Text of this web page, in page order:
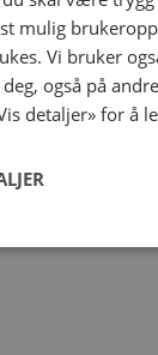
for
utvikling,
hjelper
klær,
barnet
mulig
Vi bruker
også på
detaljer» for å